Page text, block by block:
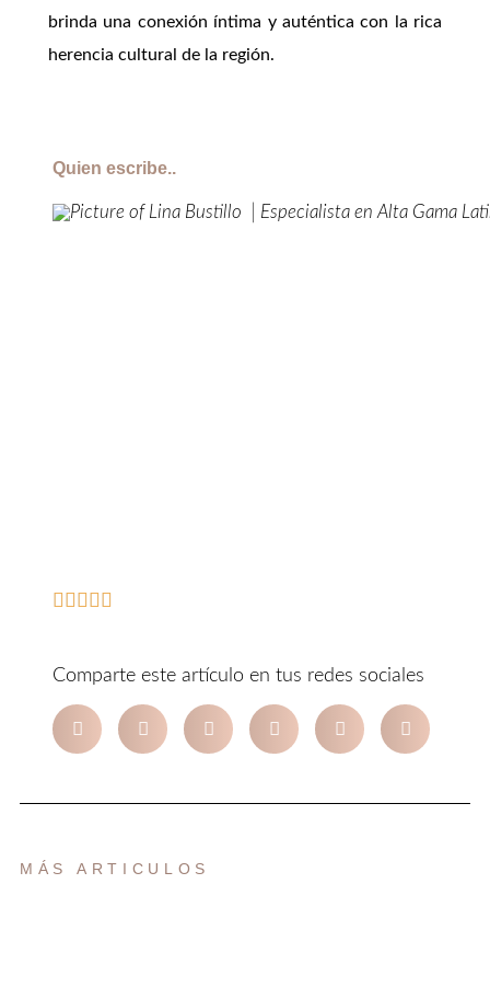
brinda una conexión íntima y auténtica con la rica
herencia cultural de la región.
Quien escribe..

Comparte este artículo en tus redes sociales
MÁS ARTICULOS